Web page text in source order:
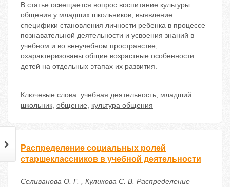
В статье освещается вопрос воспитание культуры
общения у младших школьников, выявление
специфики становления личности ребенка в процессе
познавательной деятельности и усвоения знаний в
учебном и во внеучебном пространстве,
охарактеризованы общие возрастные особенности
детей на отдельных этапах их развития.
Ключевые слова: учебная деятельность, младший
школьник, общение, культура общения
Распределение социальных ролей
старшеклассников в учебной деятельности
Селиванова О. Г. , Куликова С. В. Распределение